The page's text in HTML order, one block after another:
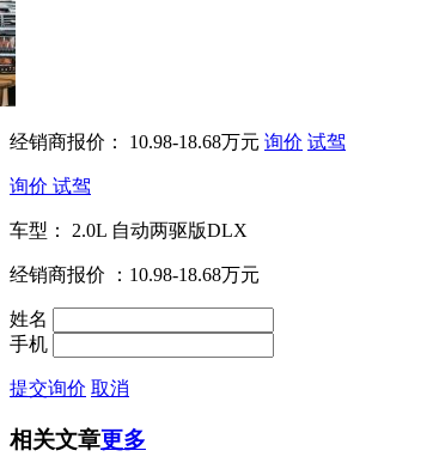
经销商报价： 10.98-18.68万元
询价 试驾
车型：2.0L 自动两驱版DLX
经销商报价：10.98-18.68万元
姓名